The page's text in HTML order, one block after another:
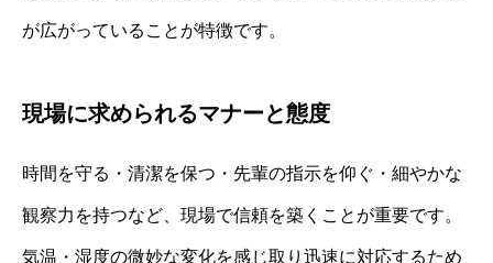
が広がっていることが特徴です。
現場に求められるマナーと態度
時間を守る・清潔を保つ・先輩の指示を仰ぐ・細やかな
観察力を持つなど、現場で信頼を築くことが重要です。
気温・湿度の微妙な変化を感じ取り迅速に対応するため